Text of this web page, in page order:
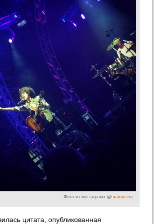
Фото из инстаграма @marouseiri
цитата, опубликованная